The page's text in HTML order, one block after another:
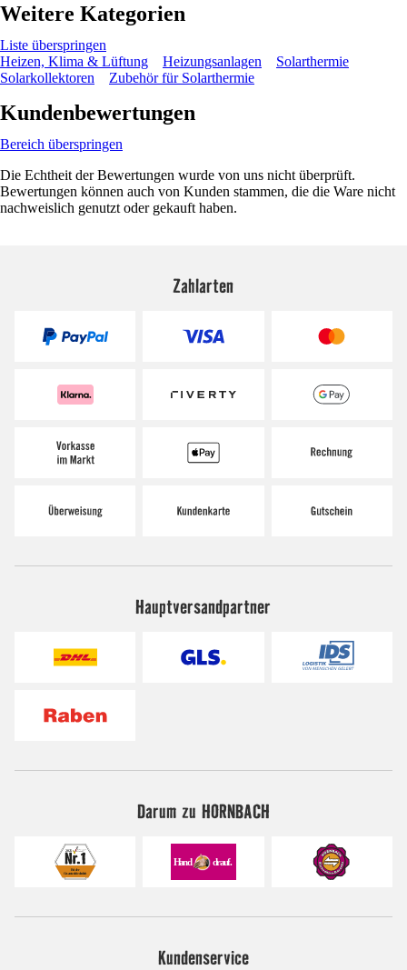
Weitere Kategorien
Liste überspringen
Heizen, Klima & Lüftung
Heizungsanlagen
Solarthermie
Solarkollektoren
Zubehör für Solarthermie
Kundenbewertungen
Bereich überspringen
Die Echtheit der Bewertungen wurde von uns nicht überprüft.
Bewertungen können auch von Kunden stammen, die die Ware nicht
nachweislich genutzt oder gekauft haben.
Zahlarten
Hauptversandpartner
Darum zu HORNBACH
Kundenservice